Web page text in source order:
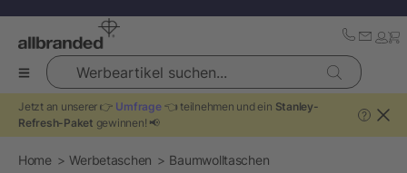
Werbeartikel suchen...
Jetzt an unserer 👉 Umfrage👈 teilnehmen und ein Stanley-
Refresh-Paket gewinnen! 📢
?
Home Werbetaschen Baumwolltaschen